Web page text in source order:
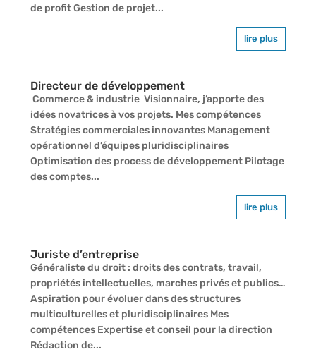
de profit Gestion de projet...
lire plus
Directeur de développement
Commerce & industrie Visionnaire, j’apporte des
idées novatrices à vos projets. Mes compétences
Stratégies commerciales innovantes Management
opérationnel d’équipes pluridisciplinaires
Optimisation des process de développement Pilotage
des comptes...
lire plus
Juriste d’entreprise
Généraliste du droit : droits des contrats, travail,
propriétés intellectuelles, marches privés et publics…
Aspiration pour évoluer dans des structures
multiculturelles et pluridisciplinaires Mes
compétences Expertise et conseil pour la direction
Rédaction de...